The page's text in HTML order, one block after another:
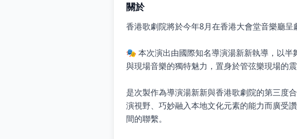
關於
香港歌劇院將於今年8月在香港大會堂音樂廳呈
🎭 本次演出由國際知名導演湯新新執導，以
與現場音樂的獨特魅力，置身於管弦樂現場的震
是次製作為導演湯新新與香港歌劇院的第三度
演視野、巧妙融入本地文化元素的能力而廣受
間的聯繫。